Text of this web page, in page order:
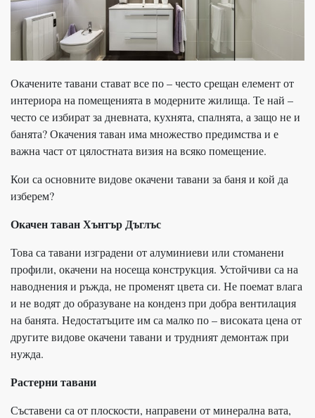
Окачените тавани стават все по – често срещан елемент от
интериора на помещенията в модерните жилища. Те най –
често се избират за дневната, кухнята, спалнята, а защо не и
банята? Окачения таван има множество предимства и е
важна част от цялостната визия на всяко помещение.
Кои са основните видове окачени тавани за баня и кой да
изберем?
Окачен таван Хънтър Дъглъс
Това са тавани изградени от алуминиеви или стоманени
профили, окачени на носеща конструкция. Устойчиви са на
наводнения и ръжда, не променят цвета си. Не поемат влага
и не водят до образуване на конденз при добра вентилация
на банята. Недостатъците им са малко по – високата цена от
другите видове окачени тавани и трудният демонтаж при
нужда.
Растерни тавани
Съставени са от плоскости, направени от минерална вата,